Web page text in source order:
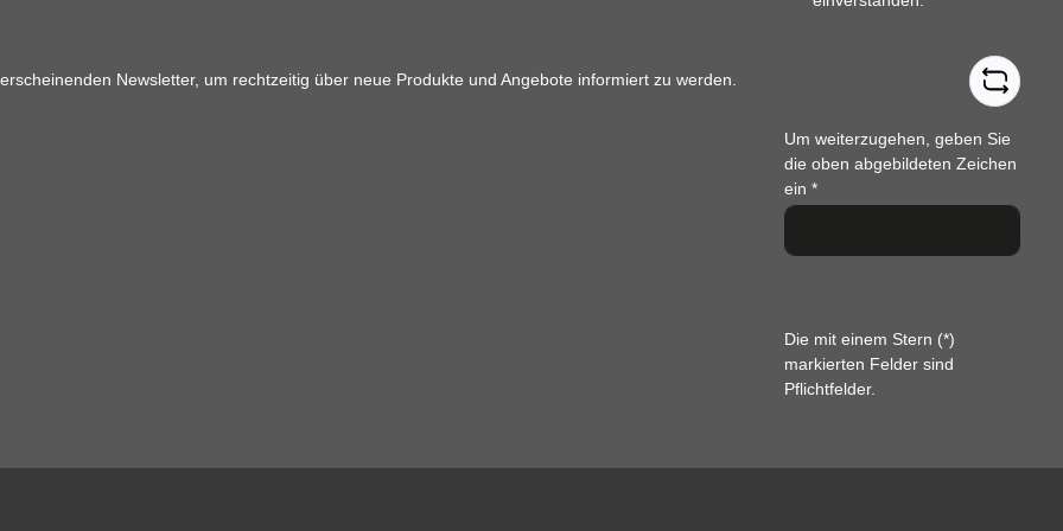
Newsletter, um rechtzeitig über neue Produkte und Angebote informiert zu werden.
Um weiterzugehen, geben Sie
die oben abgebildeten Zeichen
ein*
Die mit einem Stern (*)
markierten Felder sind
Pflichtfelder.